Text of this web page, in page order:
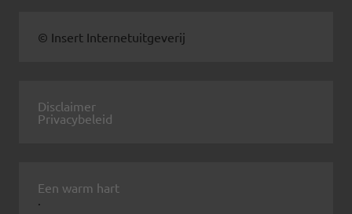
© Insert Internetuitgeverij
Disclaimer
Privacybeleid
Een warm hart
.